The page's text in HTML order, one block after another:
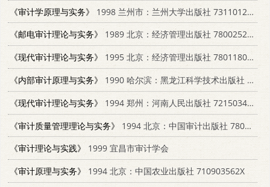
《审计学原理与实务》
1998 兰州市：兰州大学出版社 7311012252
《邮电审计理论与实务》
1989 北京：经济管理出版社 7800252663
《现代审计理论与实务》
1995 北京：经济管理出版社 7801180739
《内部审计原理与实务》
1990 哈尔滨：黑龙江科学技术出版社 7538811338
《现代审计理论与实务》 1994 郑州：河南人民出版社 7215034097
《审计质量管理理论与实务》
1994 北京：中国审计出版社 7800643107
《审计理论与实践》
1999 宜昌市审计学会
《审计原理与实务》
1994 北京：中国农业出版社 710903562X